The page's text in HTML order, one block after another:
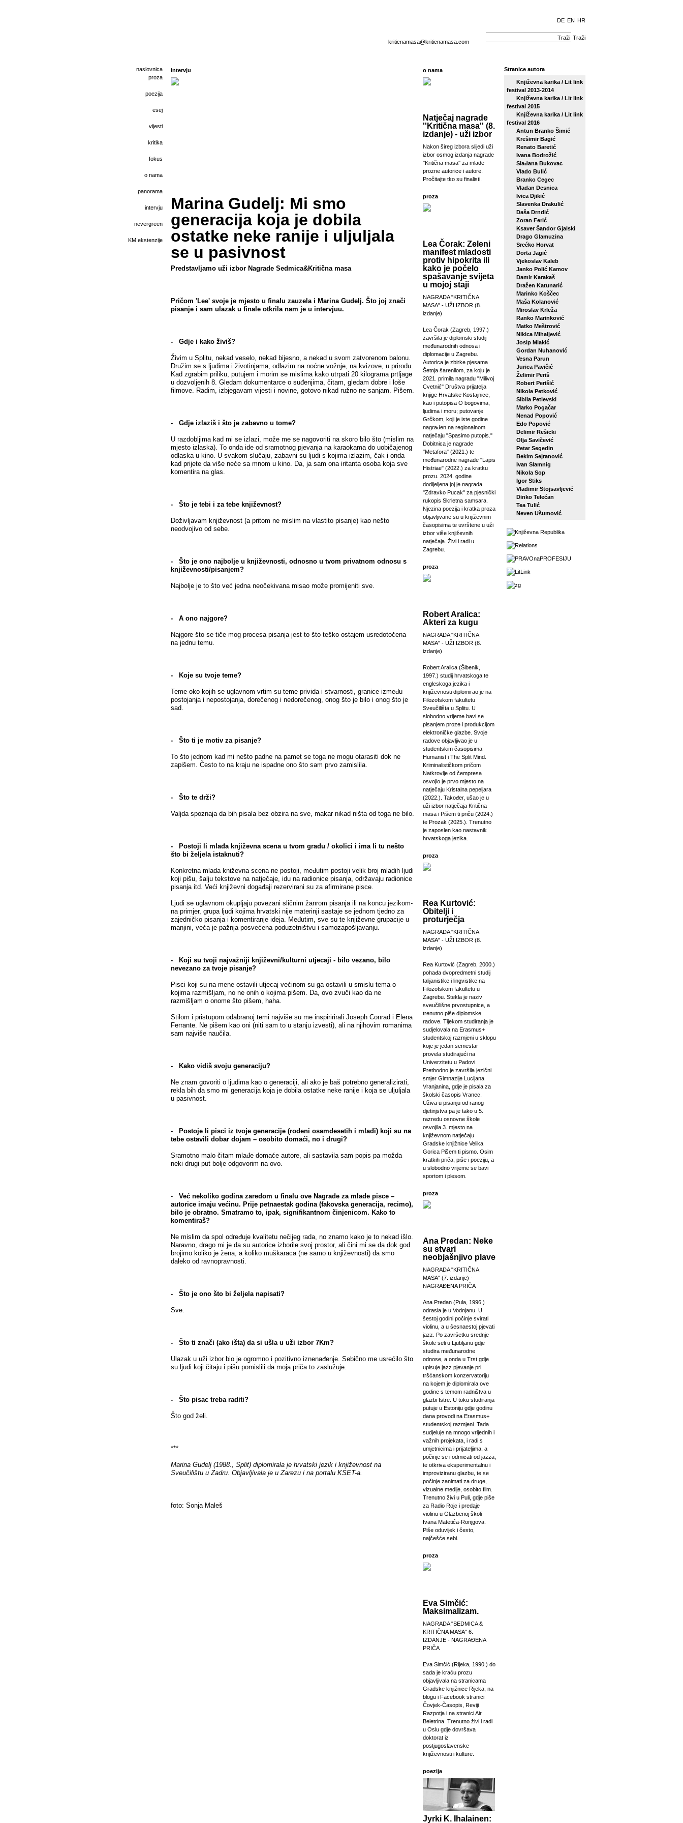
kriticnamasa@kriticnamasa.com
HR
EN
DE
Traži
naslovnica
proza
poezija
esej
vijesti
kritika
fokus
o nama
panorama
intervju
nevergreen
KM ekstenzije
intervju
Marina Gudelj: Mi smo
generacija koja je dobila
ostatke neke ranije i uljuljala
se u pasivnost
Predstavljamo uži izbor Nagrade Sedmica&Kritična masa
Pričom 'Lee' svoje je mjesto u finalu zauzela i Marina Gudelj. Što joj znači
pisanje i sam ulazak u finale otkrila nam je u intervjuu.
- Gdje i kako živiš?
Živim u Splitu, nekad veselo, nekad bijesno, a nekad u svom zatvorenom balonu.
Družim se s ljudima i životinjama, odlazim na noćne vožnje, na kvizove, u prirodu.
Kad zgrabim priliku, putujem i morim se mislima kako utrpati 20 kilograma prtljage
u dozvoljenih 8. Gledam dokumentarce o suđenjima, čitam, gledam dobre i loše
filmove. Radim, izbjegavam vijesti i novine, gotovo nikad ružno ne sanjam. Pišem.
- Gdje izlaziš i što je zabavno u tome?
U razdobljima kad mi se izlazi, može me se nagovoriti na skoro bilo što (mislim na
mjesto izlaska). To onda ide od sramotnog pjevanja na karaokama do uobičajenog
odlaska u kino. U svakom slučaju, zabavni su ljudi s kojima izlazim, čak i onda
kad prijete da više neće sa mnom u kino. Da, ja sam ona iritanta osoba koja sve
komentira na glas.
- Što je tebi i za tebe književnost?
Doživljavam književnost (a pritom ne mislim na vlastito pisanje) kao nešto
neodvojivo od sebe.
- Što je ono najbolje u književnosti, odnosno u tvom privatnom odnosu s
književnosti/pisanjem?
Najbolje je to što već jedna neočekivana misao može promijeniti sve.
- A ono najgore?
Najgore što se tiče mog procesa pisanja jest to što teško ostajem usredotočena
na jednu temu.
- Koje su tvoje teme?
Teme oko kojih se uglavnom vrtim su teme privida i stvarnosti, granice između
postojanja i nepostojanja, dorečenog i nedorečenog, onog što je bilo i onog što je
sad.
- Što ti je motiv za pisanje?
To što jednom kad mi nešto padne na pamet se toga ne mogu otarasiti dok ne
zapišem. Često to na kraju ne ispadne ono što sam prvo zamislila.
- Što te drži?
Valjda spoznaja da bih pisala bez obzira na sve, makar nikad ništa od toga ne bilo.
- Postoji li mlađa književna scena u tvom gradu / okolici i ima li tu nešto
što bi željela istaknuti?
Konkretna mlada kniževna scena ne postoji, međutim postoji velik broj mladih ljudi
koji pišu, šalju tekstove na natječaje, idu na radionice pisanja, održavaju radionice
pisanja itd. Veći književni događaji rezervirani su za afirmirane pisce.
Ljudi se uglavnom okupljaju povezani sličnim žanrom pisanja ili na koncu jezikom-
na primjer, grupa ljudi kojima hrvatski nije materinji sastaje se jednom tjedno za
zajedničko pisanja i komentiranje ideja. Međutim, sve su te književne grupacije u
manjini, veća je pažnja posvećena poduzetništvu i samozapošljavanju.
- Koji su tvoji najvažniji književni/kulturni utjecaji - bilo vezano, bilo
nevezano za tvoje pisanje?
Pisci koji su na mene ostavili utjecaj većinom su ga ostavili u smislu tema o
kojima razmišljam, no ne onih o kojima pišem. Da, ovo zvuči kao da ne
razmišljam o onome što pišem, haha.
Stilom i pristupom odabranoj temi najviše su me inspiririrali Joseph Conrad i Elena
Ferrante. Ne pišem kao oni (niti sam to u stanju izvesti), ali na njihovim romanima
sam najviše naučila.
- Kako vidiš svoju generaciju?
Ne znam govoriti o ljudima kao o generaciji, ali ako je baš potrebno generalizirati,
rekla bih da smo mi generacija koja je dobila ostatke neke ranije i koja se uljuljala
u pasivnost.
- Postoje li pisci iz tvoje generacije (rođeni osamdesetih i mlađi) koji su na
tebe ostavili dobar dojam – osobito domaći, no i drugi?
Sramotno malo čitam mlađe domaće autore, ali sastavila sam popis pa možda
neki drugi put bolje odgovorim na ovo.
- Već nekoliko godina zaredom u finalu ove Nagrade za mlade pisce –
autorice imaju većinu. Prije petnaestak godina (fakovska generacija, recimo),
bilo je obratno. Smatramo to, ipak, signifikantnom činjenicom. Kako to
komentiraš?
Ne mislim da spol određuje kvalitetu nečijeg rada, no znamo kako je to nekad išlo.
Naravno, drago mi je da su autorice izborile svoj prostor, ali čini mi se da dok god
brojimo koliko je žena, a koliko muškaraca (ne samo u književnosti) da smo
daleko od ravnopravnosti.
- Što je ono što bi željela napisati?
Sve.
- Što ti znači (ako išta) da si ušla u uži izbor 7Km?
Ulazak u uži izbor bio je ogromno i pozitivno iznenađenje. Sebično me usrećilo što
su ljudi koji čitaju i pišu pomislili da moja priča to zaslužuje.
- Što pisac treba raditi?
Što god želi.
***
Marina Gudelj (1988., Split) diplomirala je hrvatski jezik i književnost na
Sveučilištu u Zadru. Objavljivala je u Zarezu i na portalu KSET-a.
foto: Sonja Maleš
o nama
Natječaj nagrade
''Kritična masa'' (8.
izdanje) - uži izbor
Nakon šireg izbora slijedi uži
izbor osmog izdanja nagrade
''Kritična masa'' za mlade
prozne autorice i autore.
Pročitajte tko su finalisti.
proza
Lea Čorak: Zeleni
manifest mladosti
protiv hipokrita ili
kako je počelo
spašavanje svijeta
u mojoj staji
NAGRADA "KRITIČNA
MASA" - UŽI IZBOR (8.
izdanje)
Lea Čorak (Zagreb, 1997.)
završila je diplomski studij
međunarodnih odnosa i
diplomacije u Zagrebu.
Autorica je zbirke pjesama
Šetnja šarenilom, za koju je
2021. primila nagradu "Milivoj
Cvetnić" Društva prijatelja
knjige Hrvatske Kostajnice,
kao i putopisa O bogovima,
ljudima i moru; putovanje
Grčkom, koji je iste godine
nagrađen na regionalnom
natječaju "Spasimo putopis."
Dobitnica je nagrade
"Metafora" (2021.) te
međunarodne nagrade "Lapis
Histriae" (2022.) za kratku
prozu. 2024. godine
dodijeljena joj je nagrada
"Zdravko Pucak" za pjesnički
rukopis Skrletna samsara.
Njezina poezija i kratka proza
objavljivane su u književnim
časopisima te uvrštene u uži
izbor više književnih
natječaja. Živi i radi u
Zagrebu.
proza
Robert Aralica:
Akteri za kugu
NAGRADA "KRITIČNA
MASA" - UŽI IZBOR (8.
izdanje)
Robert Aralica (Šibenik,
1997.) studij hrvatskoga te
engleskoga jezika i
književnosti diplomirao je na
Filozofskom fakultetu
Sveučilišta u Splitu. U
slobodno vrijeme bavi se
pisanjem proze i produkcijom
elektroničke glazbe. Svoje
radove objavljivao je u
studentskim časopisima
Humanist i The Split Mind.
Kriminalističkom pričom
Natkrovlje od čempresa
osvojio je prvo mjesto na
natječaju Kristalna pepeljara
(2022.). Također, ušao je u
uži izbor natječaja Kritična
masa i Pišem ti priču (2024.)
te Prozak (2025.). Trenutno
je zaposlen kao nastavnik
hrvatskoga jezika.
proza
Rea Kurtović:
Obitelji i
proturječja
NAGRADA "KRITIČNA
MASA" - UŽI IZBOR (8.
izdanje)
Rea Kurtović (Zagreb, 2000.)
pohađa dvopredmetni studij
talijanistike i lingvistike na
Filozofskom fakultetu u
Zagrebu. Stekla je naziv
sveučilišne prvostupnice, a
trenutno piše diplomske
radove. Tijekom studiranja je
sudjelovala na Erasmus+
studentskoj razmjeni u sklopu
koje je jedan semestar
provela studirajući na
Univerzitetu u Padovi.
Prethodno je završila jezični
smjer Gimnazije Lucijana
Vranjanina, gdje je pisala za
školski časopis Vranec.
Uživa u pisanju od ranog
djetinjstva pa je tako u 5.
razredu osnovne škole
osvojila 3. mjesto na
književnom natječaju
Gradske knjižnice Velika
Gorica Pišem ti pismo. Osim
kratkih priča, piše i poeziju, a
u slobodno vrijeme se bavi
sportom i plesom.
proza
Ana Predan: Neke
su stvari
neobjašnjivo plave
NAGRADA "KRITIČNA
MASA" (7. izdanje) -
NAGRAĐENA PRIČA
Ana Predan (Pula, 1996.)
odrasla je u Vodnjanu. U
šestoj godini počinje svirati
violinu, a u šesnaestoj pjevati
jazz. Po završetku srednje
škole seli u Ljubljanu gdje
studira međunarodne
odnose, a onda u Trst gdje
upisuje jazz pjevanje pri
tršćanskom konzervatoriju
na kojem je diplomirala ove
godine s temom radništva u
glazbi Istre. U toku studiranja
putuje u Estoniju gdje godinu
dana provodi na Erasmus+
studentskoj razmjeni. Tada
sudjeluje na mnogo vrijednih i
važnih projekata, i radi s
umjetnicima i prijateljima, a
počinje se i odmicati od jazza,
te otkriva eksperimentalnu i
improviziranu glazbu, te se
počinje zanimati za druge,
vizualne medije, osobito film.
Trenutno živi u Puli, gdje piše
za Radio Rojc i predaje
violinu u Glazbenoj školi
Ivana Matetića-Ronjgova.
Piše oduvijek i često,
najčešće sebi.
proza
Eva Simčić:
Maksimalizam.
NAGRADA "SEDMICA &
KRITIČNA MASA" 6.
IZDANJE - NAGRAĐENA
PRIČA
Eva Simčić (Rijeka, 1990.) do
sada je kraću prozu
objavljivala na stranicama
Gradske knjižnice Rijeka, na
blogu i Facebook stranici
Čovjek-Časopis, Reviji
Razpotja i na stranici Air
Beletrina. Trenutno živi i radi
u Oslu gdje dovršava
doktorat iz
postjugoslavenske
književnosti i kulture.
poezija
Jyrki K. Ihalainen:
Stranice autora
Književna karika / Lit link
festival 2013-2014
Književna karika / Lit link
festival 2015
Književna karika / Lit link
festival 2016
Antun Branko Šimić
Krešimir Bagić
Renato Baretić
Ivana Bodrožić
Slađana Bukovac
Vlado Bulić
Branko Cegec
Vladan Desnica
Ivica Djikić
Slavenka Drakulić
Daša Drndić
Zoran Ferić
Ksaver Šandor Gjalski
Drago Glamuzina
Srećko Horvat
Dorta Jagić
Vjekoslav Kaleb
Janko Polić Kamov
Damir Karakaš
Dražen Katunarić
Marinko Koščec
Maša Kolanović
Miroslav Krleža
Ranko Marinković
Matko Meštrović
Nikica Mihaljević
Josip Mlakić
Gordan Nuhanović
Vesna Parun
Jurica Pavičić
Želimir Periš
Robert Perišić
Nikola Petković
Sibila Petlevski
Marko Pogačar
Nenad Popović
Edo Popović
Delimir Rešicki
Olja Savičević
Petar Segedin
Bekim Sejranović
Ivan Slamnig
Nikola Sop
Igor Stiks
Vladimir Stojsavljević
Dinko Telećan
Tea Tulić
Neven Ušumović